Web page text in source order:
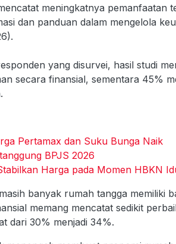
meningkatnya pemanfaatan
dan panduan dalam mengelola
yang disurvei, hasil studi
secara finansial, sementara 45%
Pertamax dan Suku Bunga Naik
BPJS 2026
Harga pada Momen HBKN
banyak rumah tangga memiliki
memang mencatat sedikit
dari 30% menjadi 34%.